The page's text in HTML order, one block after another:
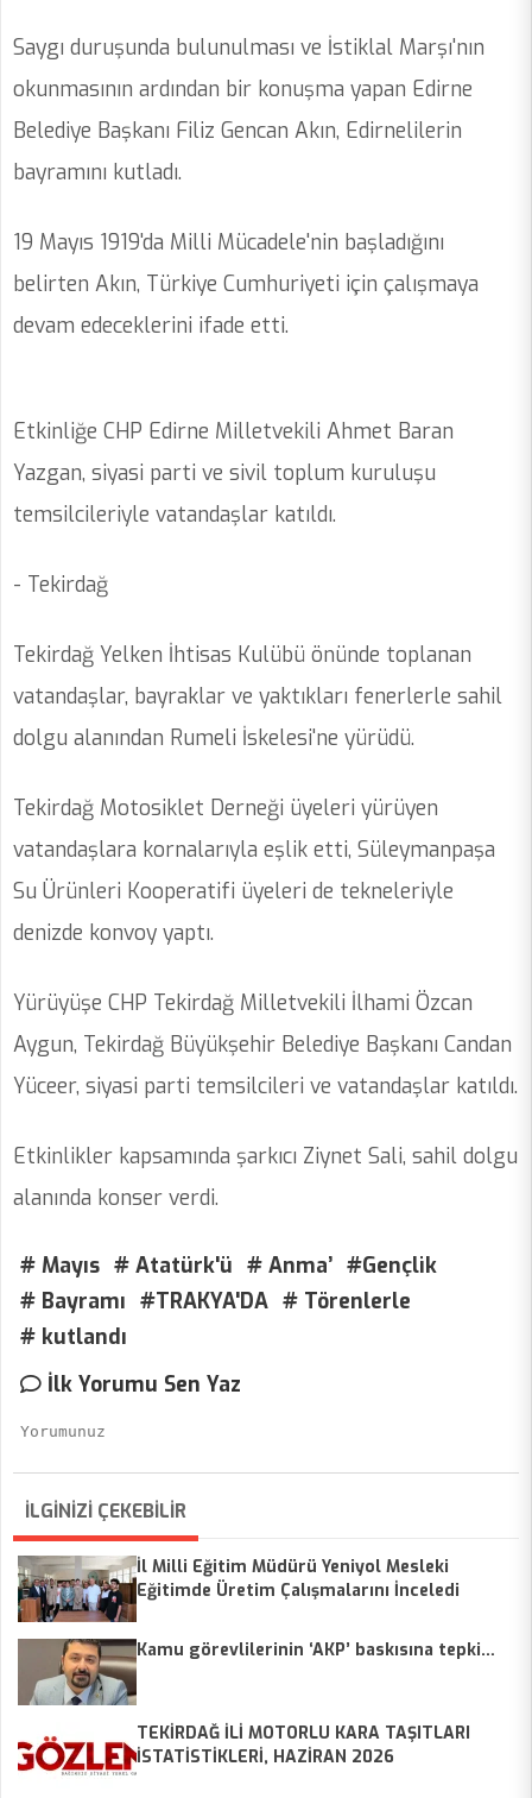
Saygı duruşunda bulunulması ve İstiklal Marşı'nın
okunmasının ardından bir konuşma yapan Edirne
Belediye Başkanı Filiz Gencan Akın, Edirnelilerin
bayramını kutladı.
19 Mayıs 1919'da Milli Mücadele'nin başladığını
belirten Akın, Türkiye Cumhuriyeti için çalışmaya
devam edeceklerini ifade etti.
Etkinliğe CHP Edirne Milletvekili Ahmet Baran
Yazgan, siyasi parti ve sivil toplum kuruluşu
temsilcileriyle vatandaşlar katıldı.
- Tekirdağ
Tekirdağ Yelken İhtisas Kulübü önünde toplanan
vatandaşlar, bayraklar ve yaktıkları fenerlerle sahil
dolgu alanından Rumeli İskelesi'ne yürüdü.
Tekirdağ Motosiklet Derneği üyeleri yürüyen
vatandaşlara kornalarıyla eşlik etti, Süleymanpaşa
Su Ürünleri Kooperatifi üyeleri de tekneleriyle
denizde konvoy yaptı.
Yürüyüşe CHP Tekirdağ Milletvekili İlhami Özcan
Aygun, Tekirdağ Büyükşehir Belediye Başkanı Candan
Yüceer, siyasi parti temsilcileri ve vatandaşlar katıldı.
Etkinlikler kapsamında şarkıcı Ziynet Sali, sahil dolgu
alanında konser verdi.
# Mayıs # Atatürk'ü # Anma’ #Gençlik
# Bayramı #TRAKYA'DA # Törenlerle
# kutlandı
İlk Yorumu Sen Yaz
İLGİNİZİ ÇEKEBİLİR
İl Milli Eğitim Müdürü Yeniyol Mesleki
Eğitimde Üretim Çalışmalarını İnceledi
Kamu görevlilerinin ‘AKP’ baskısına tepki…
TEKİRDAĞ İLİ MOTORLU KARA TAŞITLARI
İSTATİSTİKLERİ, HAZİRAN 2026